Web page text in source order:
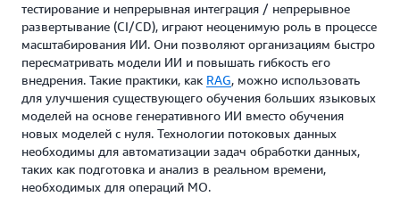
тестирование и непрерывная интеграция / непрерывное
развертывание (CI/CD), играют неоценимую роль в процессе
масштабирования ИИ. Они позволяют организациям быстро
пересматривать модели ИИ и повышать гибкость его
внедрения. Такие практики, как RAG, можно использовать
для улучшения существующего обучения больших языковых
моделей на основе генеративного ИИ вместо обучения
новых моделей с нуля. Технологии потоковых данных
необходимы для автоматизации задач обработки данных,
таких как подготовка и анализ в реальном времени,
необходимых для операций МО.